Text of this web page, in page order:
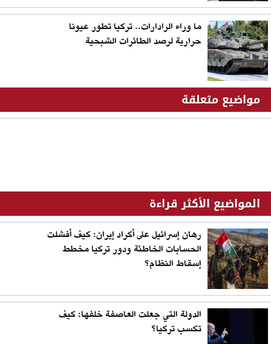
ما وراء الرادارات.. تركيا تطور عيونا
حرارية لرصد الطائرات الشبحية
مواضيع متعلقة
المواضيع الأكثر قراءة
رهان إسرائيل على أكراد إيران: كيف أفشلت
الحسابات الخاطئة ودور تركيا مخطط
إسقاط النظام؟
الدولة التي جعلت العاصفة خلفها: كيف
تكسب تركيا؟